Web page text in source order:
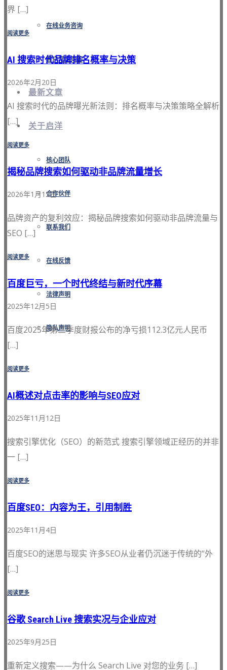
在线业务咨询
客户常见问答
最新文章
关于启洋
核心团队
合作伙伴
联系我们
在线反馈
法律声明
隐私声明
界 […]
阅读更多
AI 搜索时代品牌排名概率与决策
2026年2月20日
AI 搜索时代的品牌曝光新法则：排名概率与决策策略全解析
[…]
阅读更多
揭秘品牌搜索如何驱动非品牌流量增长
2026年1月15日
品牌资产的复利效应：揭秘品牌搜索如何驱动非品牌流量与
SEO […]
阅读更多
百度巨亏，一个时代终结与新时代序幕
2025年12月5日
百度2025年第三季度财报公布的净亏损112.3亿元人民币
[…]
阅读更多
AI概述对点击率的影响与SEO应对
2025年11月12日
搜索引擎优化（SEO）的新范式 搜索引擎领域正经历的并非
一 […]
阅读更多
百度SEO：内容为王，引用制胜
2025年11月4日
百度SEO的迷思与现实 许多SEO从业者仍沉迷于传统的“外
[…]
阅读更多
谷歌 Search Live 搜索实况与企业应对
2025年9月25日
重新定义搜索——为什么 Search Live 对您的业务 […]